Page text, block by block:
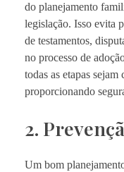
do planejamento
legislação. Isso evita
de testamentos,
no processo de
todas as etapas
proporcionando
2.
Um bom